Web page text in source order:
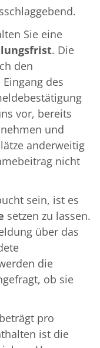
Sie eine
. Die
den
des
vor, bereits
und
anderweitig
nicht
sein, ist es
setzen zu lassen.
über das
die
ob sie
beträgt pro
ist die